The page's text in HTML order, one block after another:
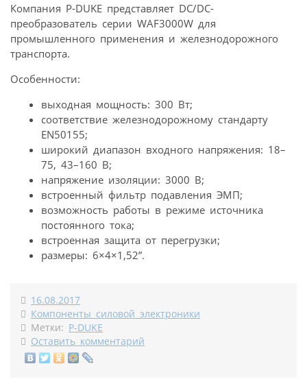
Компания P-DUKE представляет DC/DC-
преобразователь серии WAF3000W для
промышленного применения и железнодорожного
транспорта.
Особенности:
выходная мощность: 300 Вт;
соответствие железнодорожному стандарту
EN50155;
широкий диапазон входного напряжения: 18–
75, 43–160 В;
напряжение изоляции: 3000 В;
встроенный фильтр подавления ЭМП;
возможность работы в режиме источника
постоянного тока;
встроенная защита от перегрузки;
размеры: 6×4×1,52”.
16.08.2017
Компоненты силовой электроники
Метки: P-DUKE
Оставить комментарий